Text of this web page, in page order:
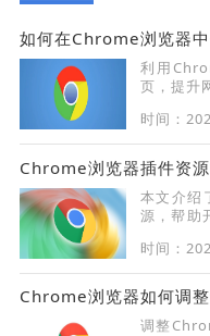
如何在Chrome浏览器
利用
页，提升
时间：
Chrome浏览器插件资
本文介绍
源，帮助
时间：
Chrome浏览器如何调
调整